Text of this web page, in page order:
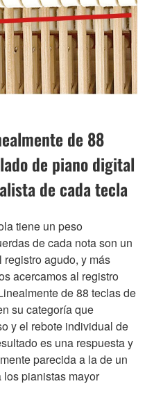
de 88
de piano digital
de cada tecla
tiene un peso
de cada nota son un
agudo, y más
acercamos al registro
de 88 teclas de
su categoría que
y el rebote individual de
es una respuesta y
parecida a la de un
pianistas mayor